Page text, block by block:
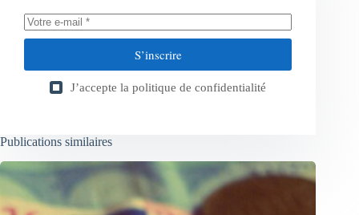
S’inscrire
J’accepte la politique de confidentialité
Publications similaires